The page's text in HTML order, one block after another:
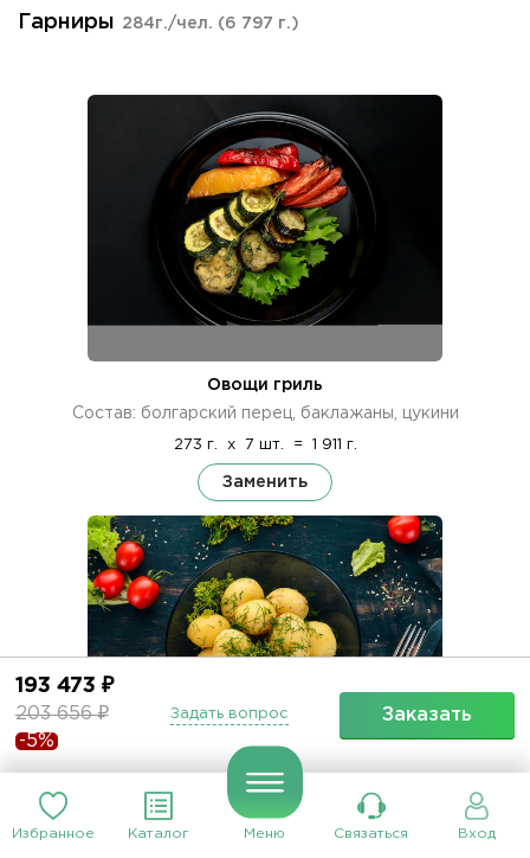
Избранное Каталог Меню Связаться Вход
Гарниры 284г./чел. (6 797 г.)
Овощи гриль
Состав: болгарский перец, баклажаны, цукини
273 г. x 7 шт. = 1 911 г.
Заменить
Отварной картофель
Состав: картофель, специи, зелень
193 473 ₽
203 656 ₽
-5%
Заказать
Задать вопрос